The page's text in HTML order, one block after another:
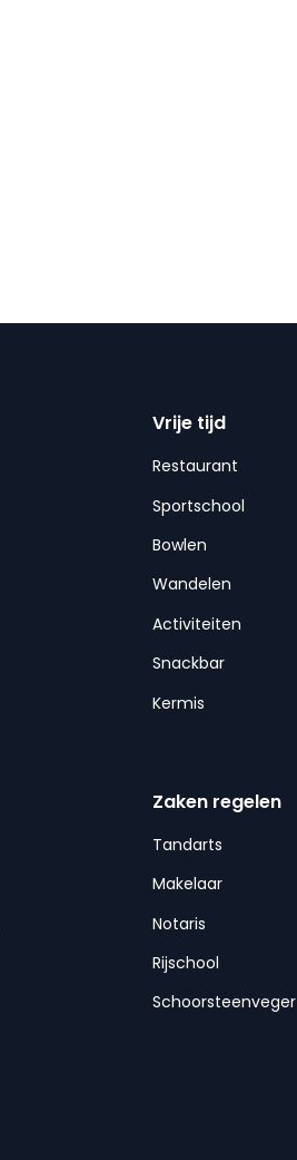
Vrije tijd
Restaurant
Sportschool
Bowlen
Wandelen
Activiteiten
Snackbar
Kermis
Zaken regelen
Tandarts
Makelaar
Notaris
Rijschool
Schoorsteenveger